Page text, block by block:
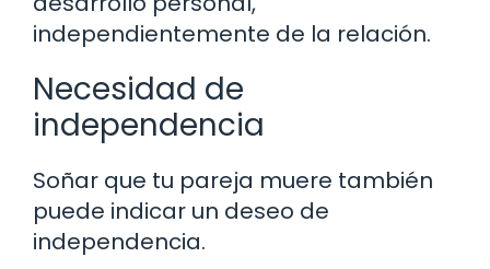
independientemente de la relación.
Necesidad de
independencia
Soñar que tu pareja muere también
puede indicar un deseo de
independencia.